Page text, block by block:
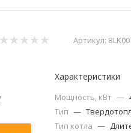
Артикул:
Характеристики
Мощность, кВт —
Тип —
Тип котла —